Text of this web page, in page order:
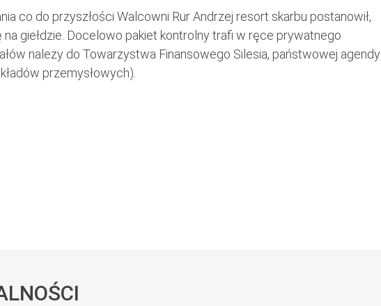
co do przyszłości Walcowni Rur Andrzej resort skarbu postanowił,
giełdzie. Docelowo pakiet kontrolny trafi w ręce prywatnego
należy do Towarzystwa Finansowego Silesia, państwowej agendy
przemysłowych).